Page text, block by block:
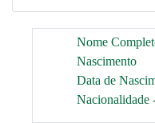
Nome
Nascimento
Data de
Nacionalidade